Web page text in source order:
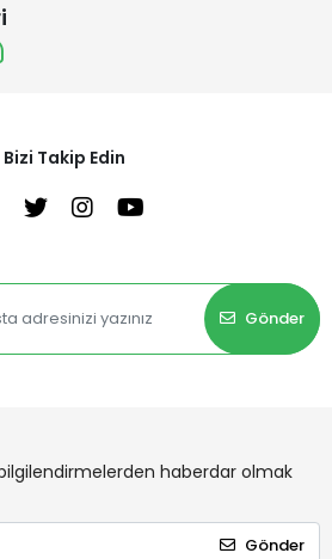
Bizi Takip Edin
Gönder
haberdar olmak
Gönder